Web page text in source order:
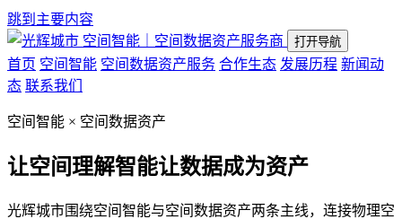
跳到主要内容
空间智能｜空间数据资产服务商
打开导航
首页 空间智能 空间数据资产服务 合作生态 发展历程 新闻动
态 联系我们
空间智能 × 空间数据资产
让空间理解智能让数据成为资产
光辉城市围绕空间智能与空间数据资产两条主线，连接物理空